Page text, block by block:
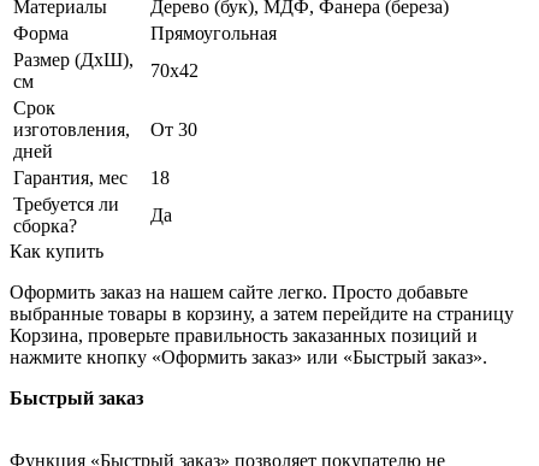
Материалы
Дерево (бук), МДФ, Фанера (береза)
Форма
Прямоугольная
Размер (ДхШ),
см
70х42
Срок
изготовления,
дней
От 30
Гарантия, мес
18
Требуется ли
сборка?
Да
Как купить
Оформить заказ на нашем сайте легко. Просто добавьте
выбранные товары в корзину, а затем перейдите на страницу
Корзина, проверьте правильность заказанных позиций и
нажмите кнопку «Оформить заказ» или «Быстрый заказ».
Быстрый заказ
Функция «Быстрый заказ» позволяет покупателю не